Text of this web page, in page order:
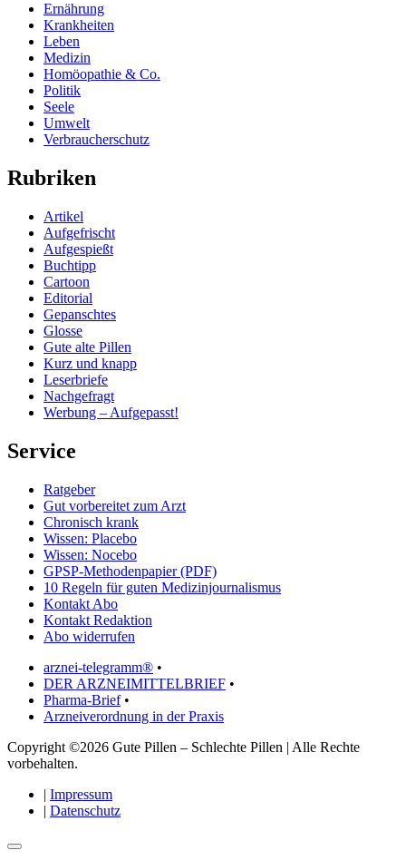
Ernährung
Krankheiten
Leben
Medizin
Homöopathie & Co.
Politik
Seele
Umwelt
Verbraucherschutz
Rubriken
Artikel
Aufgefrischt
Aufgespießt
Buchtipp
Cartoon
Editorial
Gepanschtes
Glosse
Gute alte Pillen
Kurz und knapp
Leserbriefe
Nachgefragt
Werbung – Aufgepasst!
Service
Ratgeber
Gut vorbereitet zum Arzt
Chronisch krank
Wissen: Placebo
Wissen: Nocebo
GPSP-Methodenpapier (PDF)
10 Regeln für guten Medizinjournalismus
Kontakt Abo
Kontakt Redaktion
Abo widerrufen
arznei-telegramm® •
DER ARZNEIMITTELBRIEF •
Pharma-Brief•
Arzneiverordnung in der Praxis
Copyright ©2026 Gute Pillen – Schlechte Pillen | Alle Rechte
vorbehalten.
| Impressum
| Datenschutz